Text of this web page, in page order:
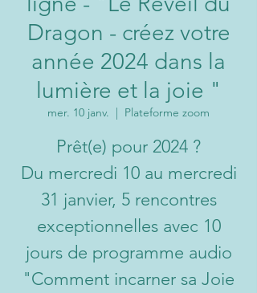
Dragon - créez votre
année 2024 dans la
lumière et la joie "
mer. 10 janv.
  |
Plateforme zoom
Prêt(e) pour 2024 ?
Du mercredi 10 au mercredi
31 janvier, 5 rencontres
exceptionnelles avec 10
jours de programme audio
"Comment incarner sa Joie